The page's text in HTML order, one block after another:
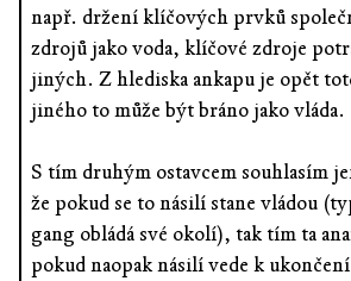
např. držení klíčových prvků
zdrojů jako voda, klíčové zdroje
jiných. Z hlediska ankapu je opět
jiného to může být bráno jako vláda.
S tím druhým ostavcem souhlasím
že pokud se to násilí stane vládou
gang obládá své okolí), tak tím ta
pokud naopak násilí vede k